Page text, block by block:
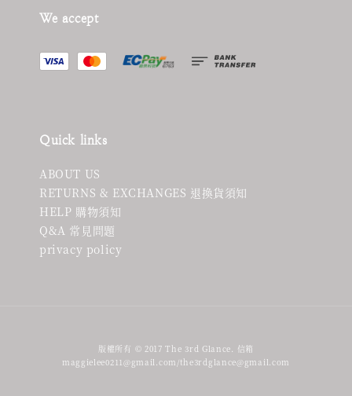
We accept
Quick links
ABOUT US
RETURNS & EXCHANGES 退換貨須知
HELP 購物須知
Q&A 常見問題
privacy policy
版權所有 © 2017 The 3rd Glance. 信箱
maggielee0211@gmail.com/the3rdglance@gmail.com